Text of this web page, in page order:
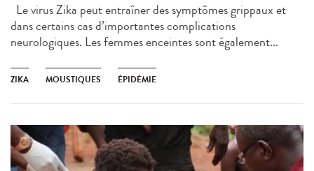
Le virus Zika peut entraîner des symptômes grippaux et
dans certains cas d’importantes complications
neurologiques. Les femmes enceintes sont également...
ZIKA MOUSTIQUES ÉPIDÉMIE